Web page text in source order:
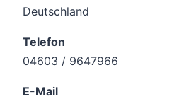
Deutschland
Telefon
04603 / 9647966
E-Mail